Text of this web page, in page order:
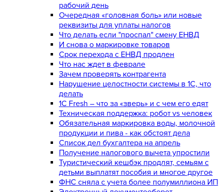
рабочий день
Очередная «головная боль» или новые
реквизиты для уплаты налогов
Что делать если "проспал" смену ЕНВД
И снова о маркировке товаров
Срок перехода с ЕНВД продлен
Что нас ждет в феврале
Зачем проверять контрагента
Нарушение целостности системы в 1С, что
делать
1С Fresh – что за «зверь» и с чем его едят
Техническая поддержка: робот vs человек
Обязательная маркировка воды, молочной
продукции и пива - как обстоят дела
Список дел бухгалтера на апрель
Получение налогового вычета упростили
Туристический кешбэк продлят, семьям с
детьми выплатят пособия и многое другое
ФНС сняла с учета более полумиллиона ИП